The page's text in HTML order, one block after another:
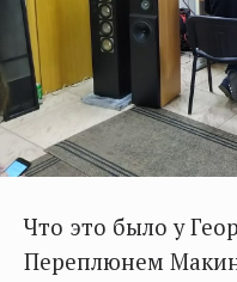
Что это было у
Переплюнем